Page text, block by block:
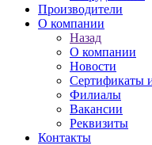
Производители
О компании
Назад
О компании
Новости
Сертификаты
Филиалы
Вакансии
Реквизиты
Контакты